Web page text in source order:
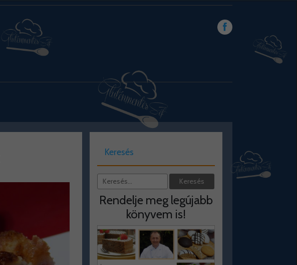
Keresés
Rendelje meg legújabb
könyvem is!